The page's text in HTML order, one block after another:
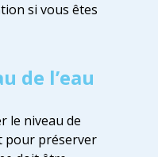
si vous êtes
de l’eau
le niveau de
pour préserver